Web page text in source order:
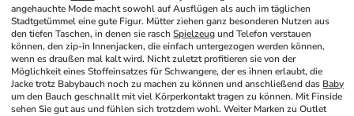
angehauchte Mode macht sowohl auf Ausflügen als auch im täglichen
Stadtgetümmel eine gute Figur. Mütter ziehen ganz besonderen Nutzen aus
den tiefen Taschen, in denen sie rasch Spielzeug und Telefon verstauen
können, den zip-in Innenjacken, die einfach untergezogen werden können,
wenn es draußen mal kalt wird. Nicht zuletzt profitieren sie von der
Möglichkeit eines Stoffeinsatzes für Schwangere, der es ihnen erlaubt, die
Jacke trotz Babybauch noch zu machen zu können und anschließend das Baby
um den Bauch geschnallt mit viel Körperkontakt tragen zu können. Mit Finside
sehen Sie gut aus und fühlen sich trotzdem wohl. Weiter Marken zu Outlet